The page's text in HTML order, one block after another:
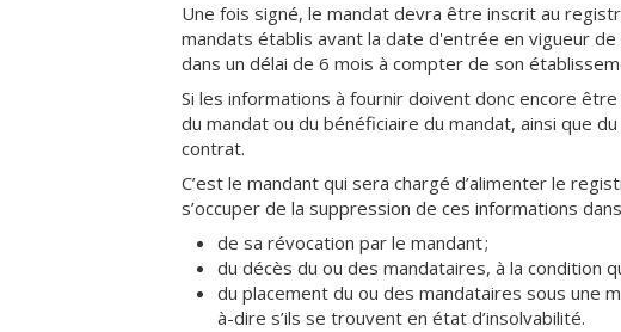
Une fois signé, le mandat devra être inscrit au
mandats établis avant la date d'entrée en vigueur
dans un délai de 6 mois à compter de son
Si les informations à fournir doivent donc encore
du mandat ou du bénéficiaire du mandat, ainsi que
contrat.
C’est le mandant qui sera chargé d’alimenter le
s’occuper de la suppression de ces informations
de sa révocation par le mandant ;
du décès du ou des mandataires, à la condition
du placement du ou des mandataires sous une
à-dire s’ils se trouvent en état d’insolvabilité.